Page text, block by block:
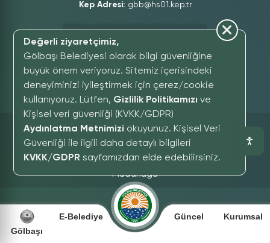
Kep Adresi: gbb@hs01.kep.tr
Sitede Paylaşılan İçeriklerin Tüm Hakları Saklıdır,
Gölbaşı Belediyesi yazılı izni alınmadan
kopyalanamaz.
© Copyright 2025 - Gölbaşı Belediyesi Bilgi İşlem
Müdürlüğü
Gölbaşı
E-Belediye Güncel Kurumsal
Değerli ziyaretçimiz,
Gölbaşı Belediyesi olarak bilgi güvenliğine
büyük önem veriyoruz. Sitemiz içerisindeki
deneyiminizi iyileştirmek için çerez/cookie
kullanıyoruz. Lütfen, Gizlilik Politikamızı ve
Kişisel veri güvenliği (KVKK/GDPR)
Aydınlatma Metnimizi okuyunuz. Kişisel Veri
Güvenliği ile ilgili daha detaylı bilgileri
KVKK/GDPR sayfamızdan elde edebilirsiniz.